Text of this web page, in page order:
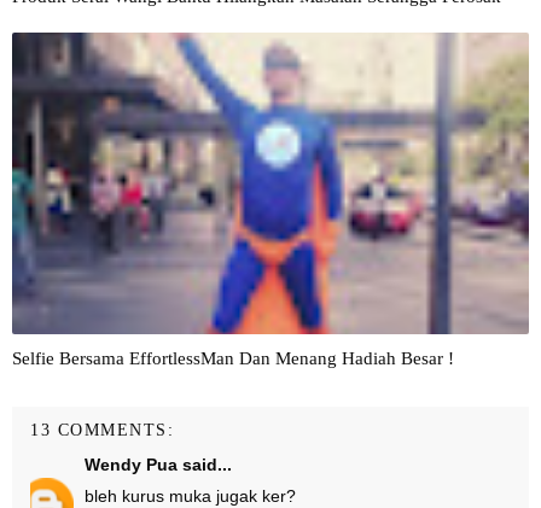
Selfie Bersama EffortlessMan Dan Menang Hadiah Besar !
13 COMMENTS:
Wendy Pua said...
bleh kurus muka jugak ker?